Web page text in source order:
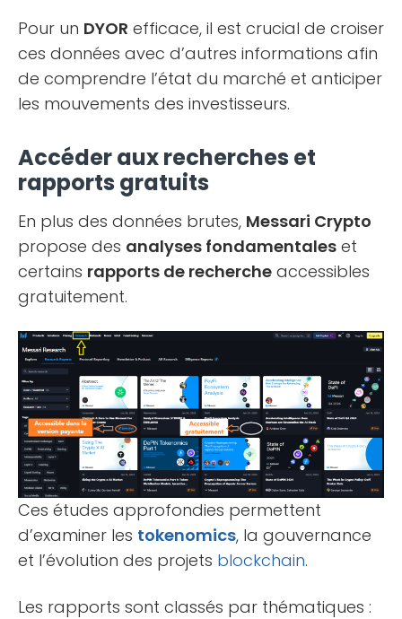
Pour un DYOR efficace, il est crucial de croiser
ces données avec d’autres informations afin
de comprendre l’état du marché et anticiper
les mouvements des investisseurs.
Accéder aux recherches et
rapports gratuits
En plus des données brutes, Messari Crypto
propose des analyses fondamentales et
certains rapports de recherche accessibles
gratuitement.
Ces études approfondies permettent
d’examiner les tokenomics, la gouvernance
et l’évolution des projets blockchain.
Les rapports sont classés par thématiques :